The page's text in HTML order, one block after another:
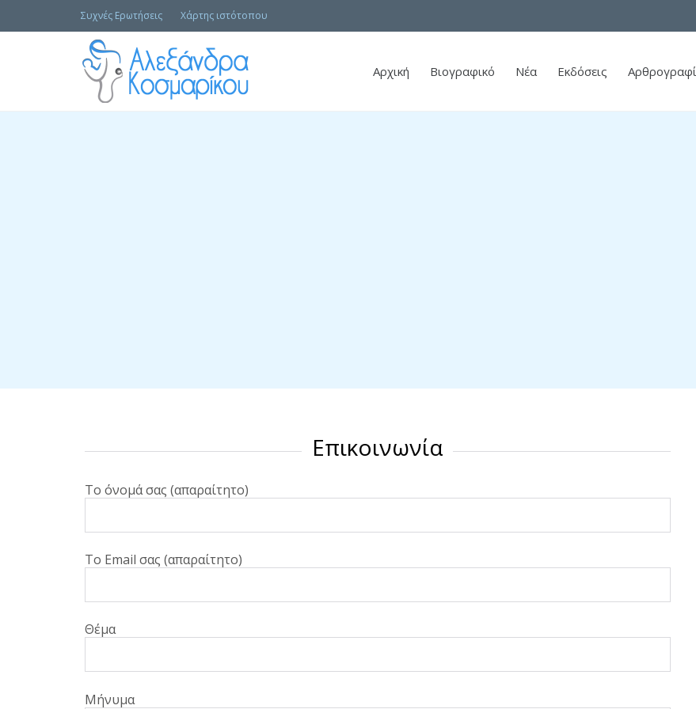
Συχνές Ερωτήσεις Χάρτης ιστότοπου
Αρχική Βιογραφικό Νέα Εκδόσεις
Επικοινωνία
Το όνομά σας (απαραίτητο)
Το Email σας (απαραίτητο)
Θέμα
Μήνυμα